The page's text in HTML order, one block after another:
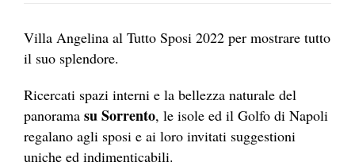
Villa Angelina al Tutto Sposi 2022 per mostrare tutto
il suo splendore.
Ricercati spazi interni e la bellezza naturale del
panorama su Sorrento, le isole ed il Golfo di Napoli
regalano agli sposi e ai loro invitati suggestioni
uniche ed indimenticabili.